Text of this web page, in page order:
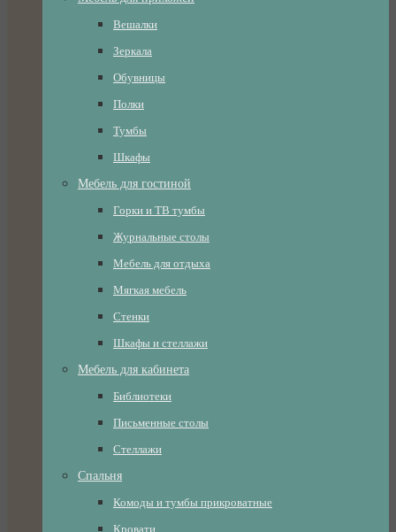
Вешалки
Зеркала
Обувницы
Полки
Тумбы
Шкафы
Мебель для гостиной
Горки и ТВ тумбы
Журнальные столы
Мебель для отдыха
Мягкая мебель
Стенки
Шкафы и стеллажи
Мебель для кабинета
Библиотеки
Письменные столы
Стеллажи
Спальня
Комоды и тумбы прикроватные
Кровати